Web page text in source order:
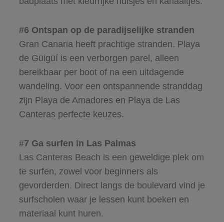
#6 Ontspan op de paradijselijke stranden
Gran Canaria heeft prachtige stranden. Playa
de Güigüí is een verborgen parel, alleen
bereikbaar per boot of na een uitdagende
wandeling. Voor een ontspannende stranddag
zijn Playa de Amadores en Playa de Las
Canteras perfecte keuzes.
#7 Ga surfen in Las Palmas
Las Canteras Beach is een geweldige plek om
te surfen, zowel voor beginners als
gevorderden. Direct langs de boulevard vind je
surfscholen waar je lessen kunt boeken en
materiaal kunt huren.